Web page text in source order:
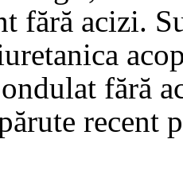
fără acizi.
fără
recent